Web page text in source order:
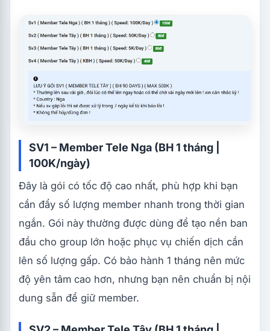
SV1 – Member Tele Nga (BH 1 tháng |
100K/ngày)
Đây là gói có tốc độ cao nhất, phù hợp khi bạn
cần đẩy số lượng member nhanh trong thời gian
ngắn. Gói này thường được dùng để tạo nền ban
đầu cho group lớn hoặc phục vụ chiến dịch cần
lên số lượng gấp. Có bảo hành 1 tháng nên mức
độ yên tâm cao hơn, nhưng bạn nên chuẩn bị nội
dung sẵn để giữ member.